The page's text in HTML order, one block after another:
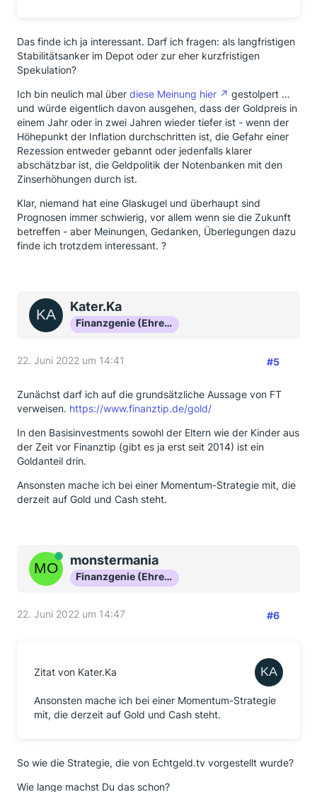
Das finde ich ja interessant. Darf ich fragen: als langfristigen
Stabilitätsanker im Depot oder zur eher kurzfristigen
Spekulation?
Ich bin neulich mal über diese Meinung hier
gestolpert …
und würde eigentlich davon ausgehen, dass der Goldpreis in
einem Jahr oder in zwei Jahren wieder tiefer ist - wenn der
Höhepunkt der Inflation durchschritten ist, die Gefahr einer
Rezession entweder gebannt oder jedenfalls klarer
abschätzbar ist, die Geldpolitik der Notenbanken mit den
Zinserhöhungen durch ist.
Klar, niemand hat eine Glaskugel und überhaupt sind
Prognosen immer schwierig, vor allem wenn sie die Zukunft
betreffen - aber Meinungen, Gedanken, Überlegungen dazu
finde ich trotzdem interessant. ?
Kater.Ka
Finanzgenie (Ehrenmitglied)
22. Juni 2022 um 14:41 #5
Zunächst darf ich auf die grundsätzliche Aussage von FT
verweisen. https://www.finanztip.de/gold/
In den Basisinvestments sowohl der Eltern wie der Kinder aus
der Zeit vor Finanztip (gibt es ja erst seit 2014) ist ein
Goldanteil drin.
Ansonsten mache ich bei einer Momentum-Strategie mit, die
derzeit auf Gold und Cash steht.
Onlinemonstermania
Finanzgenie (Ehrenmitglied)
22. Juni 2022 um 14:47 #6
Zitat von Kater.Ka
Ansonsten mache ich bei einer Momentum-Strategie
mit, die derzeit auf Gold und Cash steht.
So wie die Strategie, die von Echtgeld.tv vorgestellt wurde?
Wie lange machst Du das schon?